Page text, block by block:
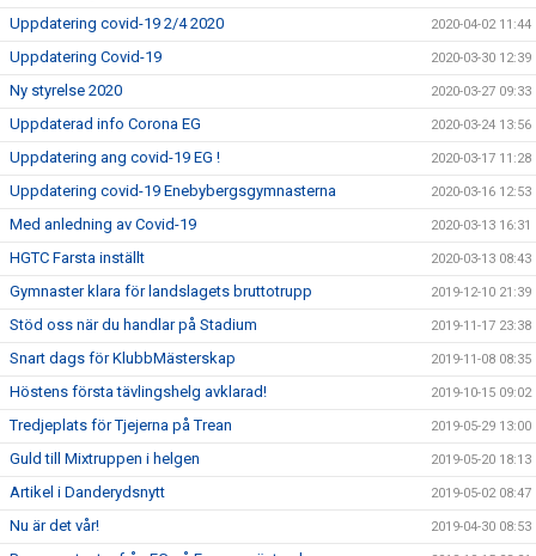
Uppdatering covid-19 2/4 2020 2020-04-02 11:44
Uppdatering Covid-19 2020-03-30 12:39
Ny styrelse 2020 2020-03-27 09:33
Uppdaterad info Corona EG 2020-03-24 13:56
Uppdatering ang covid-19 EG ! 2020-03-17 11:28
Uppdatering covid-19 Enebybergsgymnasterna 2020-03-16 12:53
Med anledning av Covid-19 2020-03-13 16:31
HGTC Farsta inställt 2020-03-13 08:43
Gymnaster klara för landslagets bruttotrupp 2019-12-10 21:39
Stöd oss när du handlar på Stadium 2019-11-17 23:38
Snart dags för KlubbMästerskap 2019-11-08 08:35
Höstens första tävlingshelg avklarad! 2019-10-15 09:02
Tredjeplats för Tjejerna på Trean 2019-05-29 13:00
Guld till Mixtruppen i helgen 2019-05-20 18:13
Artikel i Danderydsnytt 2019-05-02 08:47
Nu är det vår! 2019-04-30 08:53